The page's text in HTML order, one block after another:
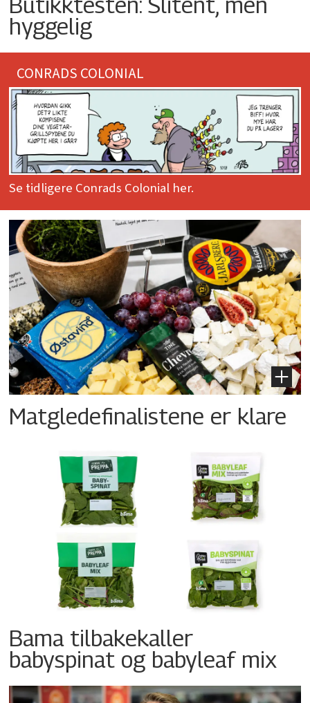
hyggelig
CONRADS COLONIAL
Se tidligere Conrads Colonial her.
Matgledefinalistene er klare
Bama tilbakekaller
babyspinat og babyleaf mix